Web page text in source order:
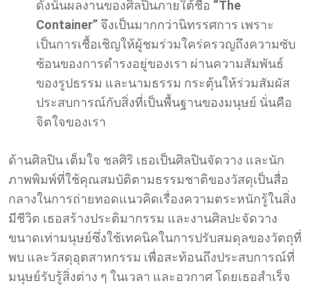
ดังนั้นผลงานของศิลปินภายใต้ชื่อ “The
Container”จึงเป็นมากกว่านิทรรศการ เพราะ
เป็นการเชื้อเชิญให้ผู้ชมร่วมใคร่ครวญถึงความซับ
ซ้อนของการดำรงอยู่ของเรา ผ่านความสัมพันธ์
ของรูปธรรม และนามธรรม กระตุ้นให้ร่วมสัมผัส
ประสบการณ์กับสิ่งที่เป็นพื้นฐานของมนุษย์ นั่นคือ
จิตใจของเรา
ด้านศิลปิน เต็มใจ ชลศิริ เธอเป็นศิลปินจัดวาง และนัก
ภาพพิมพ์ที่ใช้คุณสมบัติตามธรรมชาติของวัสดุเป็นสื่อ
กลางในการถ่ายทอดแนวคิดเรื่องความตระหนักรู้ในสิ่ง
มีชีวิต เธอสร้างประติมากรรม และงานศิลปะจัดวาง
ขนาดเท่ามนุษย์ซึ่งใช้เทคนิคในการปรับสมดุลของวัตถุที่
พบ และวัสดุอุตสาหกรรม เพื่อสะท้อนถึงประสบการณ์ที่
มนุษย์รับรู้สิ่งต่าง ๆ ในเวลา และอวกาศ โดยเธอสำเร็จ